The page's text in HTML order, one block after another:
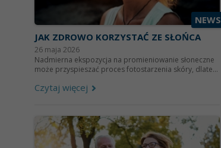
NEWS
JAK ZDROWO KORZYSTAĆ ZE SŁOŃCA
26 maja 2026
Nadmierna ekspozycja na promieniowanie słoneczne
może przyspieszać proces fotostarzenia skóry, dlate...
Czytaj więcej